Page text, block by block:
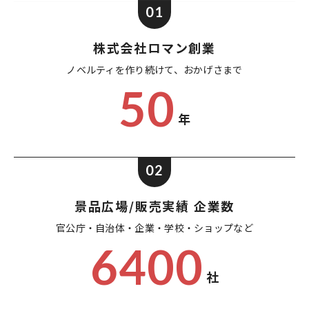
01
株式会社ロマン創業
ノベルティを作り続けて、 おかげさまで
50 年
02
景品広場/販売実績 企業数
官公庁・自治体・企業・学校・ショップなど
6400 社